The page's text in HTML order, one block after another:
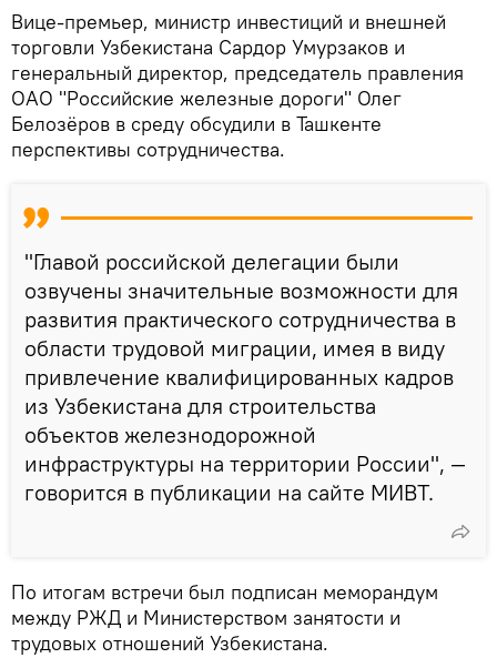
Вице-премьер, министр инвестиций и внешней
торговли Узбекистана Сардор Умурзаков и
генеральный директор, председатель правления
ОАО "Российские железные дороги" Олег
Белозёров в среду обсудили в Ташкенте
перспективы сотрудничества.
"Главой российской делегации были
озвучены значительные возможности для
развития практического сотрудничества в
области трудовой миграции, имея в виду
привлечение квалифицированных кадров
из Узбекистана для строительства
объектов железнодорожной
инфраструктуры на территории России", —
говорится в публикации на сайте МИВТ.
По итогам встречи был подписан меморандум
между РЖД и Министерством занятости и
трудовых отношений Узбекистана.